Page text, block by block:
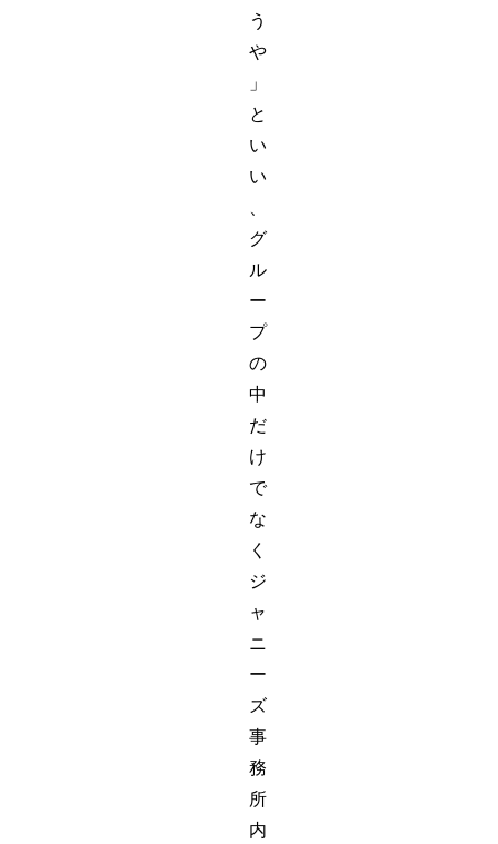
う
や
」
と
い
い
グ
ル
ー
プ
の
中
だ
け
で
な
く
ジ
ャ
ニ
ー
ズ
事
務
所
内